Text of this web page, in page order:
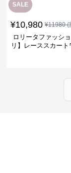
SALE
¥10,980 ¥11980(
ロリータファッシ
リ】レーススカー